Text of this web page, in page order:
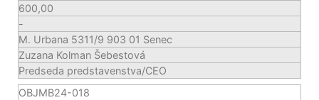
600,00
-
M. Urbana 5311/9 903 01 Senec
Zuzana Kolman Šebestová
Predseda predstavenstva/CEO
OBJMB24-018